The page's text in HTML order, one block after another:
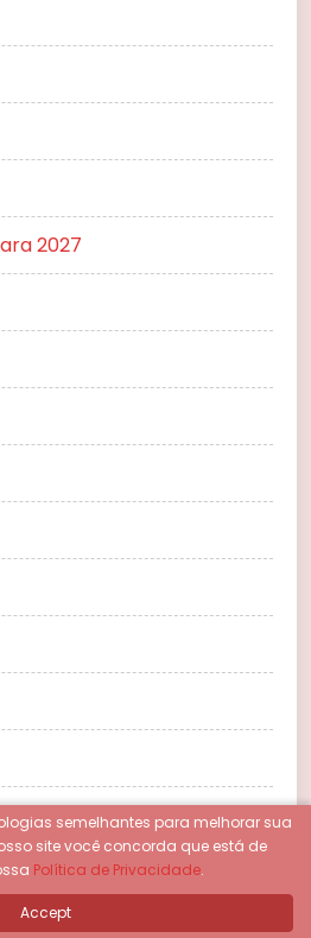
2027
semelhantes para melhorar sua
site você concorda que está de
Política de Privacidade.
Accept